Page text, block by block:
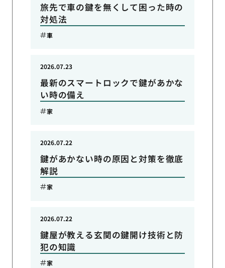
旅先で車の鍵を無くして困った時の
対処法
車
最新のスマートロックで鍵があかな
い時の備え
2026.07.23
家
鍵があかない時の原因と対策を徹底
解説
2026.07.22
家
鍵屋が教える玄関の鍵開け技術と防
犯の知識
2026.07.22
家